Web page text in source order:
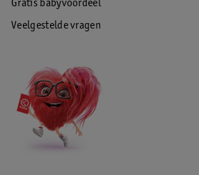
Gratis babyvoordeel
Veelgestelde vragen